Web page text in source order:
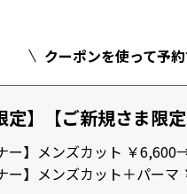
クーポンを使って予
定】【ご新規さま限
ー】メンズカット ￥
ー】メンズカット＋パー